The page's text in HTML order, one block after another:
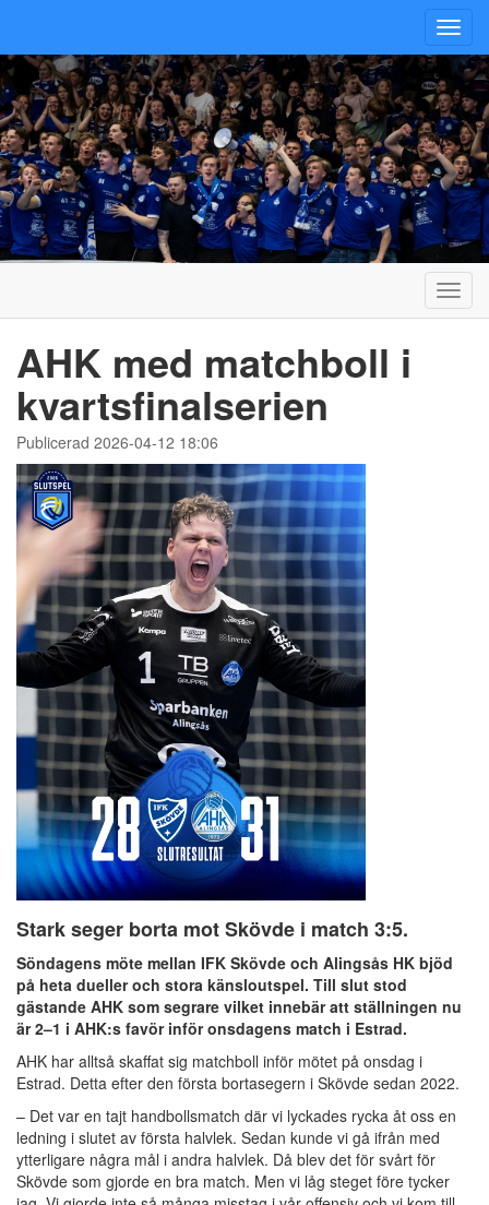
AHK med matchboll i
kvartsfinalserien
Publicerad 2026-04-12 18:06
Stark seger borta mot Skövde i match 3:5.
Söndagens möte mellan IFK Skövde och Alingsås HK bjöd
på heta dueller och stora känsloutspel. Till slut stod
gästande AHK som segrare vilket innebär att ställningen nu
är 2–1 i AHK:s favör inför onsdagens match i Estrad.
AHK har alltså skaffat sig matchboll inför mötet på onsdag i
Estrad. Detta efter den första bortasegern i Skövde sedan 2022.
– Det var en tajt handbollsmatch där vi lyckades rycka åt oss en
ledning i slutet av första halvlek. Sedan kunde vi gå ifrån med
ytterligare några mål i andra halvlek. Då blev det för svårt för
Skövde som gjorde en bra match. Men vi låg steget före tycker